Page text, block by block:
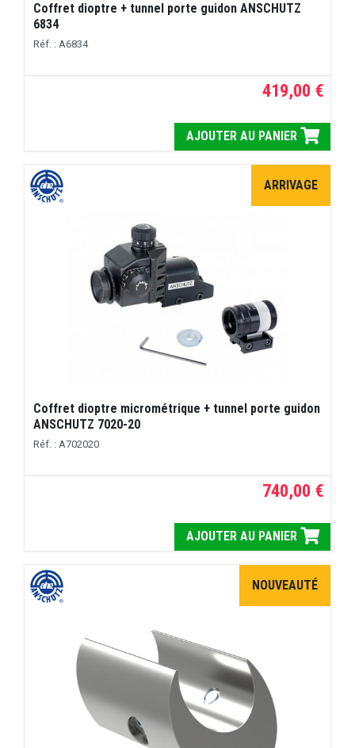
Coffret dioptre + tunnel porte guidon ANSCHUTZ
6834
Réf. : A6834
419,00 €
AJOUTER AU PANIER
ARRIVAGE
Coffret dioptre micrométrique + tunnel porte guidon
ANSCHUTZ 7020-20
Réf. : A702020
740,00 €
AJOUTER AU PANIER
NOUVEAUTÉ